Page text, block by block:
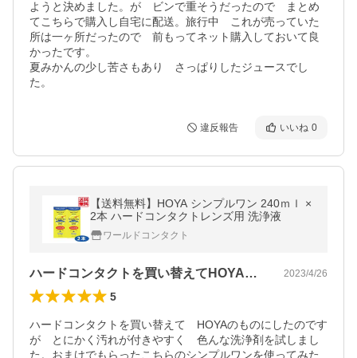
ようと決めました。が　ビンで重そうだったので　まとめ
てこちらで購入し自宅に配送。旅行中　これが売っていた
所は一ヶ所だったので　前もってネット購入しておいて良
かったです。
夏みかんの少し苦さもあり　さっぱりしたジュースでし
た。
違反報告 いいね 0
【送料無料】HOYA シンプルワン 240ｍｌ ×
2本 ハードコンタクトレンズ用 洗浄液
ワールドコンタクト
ハードコンタクトを買い替えてHOYAの… 2023/4/26
5
ハードコンタクトを買い替えて　HOYAのものにしたのです
が　とにかく汚れが付きやすく　色んな洗浄剤を試しまし
た。おまけでもらったこちらのシンプルワンを使ってみた